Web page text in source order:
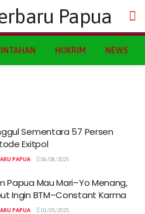
HUKRIM NEWS
Sementara 57 Persen
Exitpol
PAPUA 06/08/2025
Papua Mau Mari–Yo Menang,
Ingin BTM–Constant Karma
PAPUA 01/05/2025